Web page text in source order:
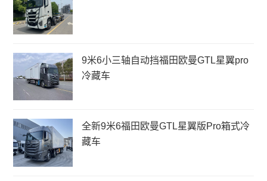
9米6小三轴自动挡福田欧曼GTL星翼pro
冷藏车
全新9米6福田欧曼GTL星翼版Pro箱式冷
藏车